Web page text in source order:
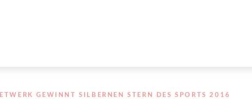
GEWINNT SILBERNEN STERN DES SPORTS 2016